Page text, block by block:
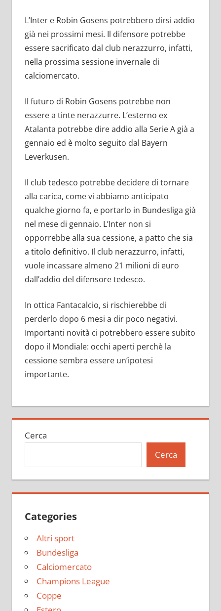
L’Inter e Robin Gosens potrebbero dirsi addio
già nei prossimi mesi. Il difensore potrebbe
essere sacrificato dal club nerazzurro, infatti,
nella prossima sessione invernale di
calciomercato.
Il futuro di Robin Gosens potrebbe non
essere a tinte nerazzurre. L’esterno ex
Atalanta potrebbe dire addio alla Serie A già a
gennaio ed è molto seguito dal Bayern
Leverkusen.
Il club tedesco potrebbe decidere di tornare
alla carica, come vi abbiamo anticipato
qualche giorno fa, e portarlo in Bundesliga già
nel mese di gennaio. L’Inter non si
opporrebbe alla sua cessione, a patto che sia
a titolo definitivo. Il club nerazzurro, infatti,
vuole incassare almeno 21 milioni di euro
dall’addio del difensore tedesco.
In ottica Fantacalcio, si rischierebbe di
perderlo dopo 6 mesi a dir poco negativi.
Importanti novità ci potrebbero essere subito
dopo il Mondiale: occhi aperti perchè la
cessione sembra essere un’ipotesi
importante.
Cerca
Cerca
Categories
Altri sport
Bundesliga
Calciomercato
Champions League
Coppe